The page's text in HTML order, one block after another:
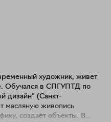
художник, живет
Обучался в СПГУПТД по
дизайн" (Санкт-
масляную живопись
создает объекты. В